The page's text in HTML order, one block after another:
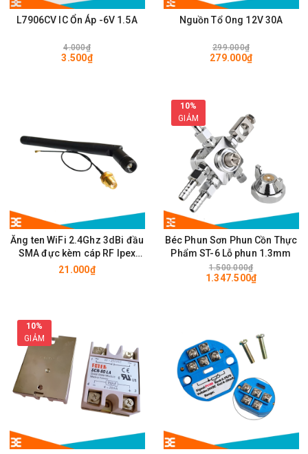
L7906CV IC Ổn Áp -6V 1.5A
4.000₫
3.500₫
Nguồn Tổ Ong 12V 30A
299.000₫
279.000₫
Ăng ten WiFi 2.4Ghz 3dBi đầu
SMA đực kèm cáp RF Ipex
10cm
21.000₫
10%
GIẢM
Béc Phun Sơn Phun Cồn Thực
Phẩm ST-6 Lỗ phun 1.3mm
1.500.000₫
1.347.500₫
10%
GIẢM